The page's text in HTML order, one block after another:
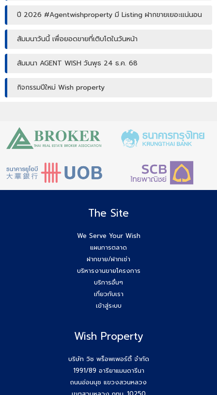
ปี 2026 #Agentwishproperty มี Listing ฝากขายเยอะแน่นอน
สัมมนาวันนี้ เพื่อยอดขายที่เติบโตในวันหน้า
สัมมนา AGENT WISH วันพุธ 24 ธ.ค. 68
กิจกรรมปีใหม่ Wish property
เปิดบ้านยังไง…ให้ปิดการขายได้ไวขึ้น? โดย #โค้ชโบว์
สัมมนา เตรียมพร้อมก่อนเริ่มสร้างบ้าน! ไขทุกข้อสงสัยเรื่อง ใบ
อนุญาตก่อสร้าง
Agent Wish ปิดการขายสำเร็จค่ะ!! คุณอรพรรณ (โบว์) 084-
ยกระดับสกิล Agent wish วันนี้สัมมนาทีม Wish Property
ขอบคุณกสิกรที่เข้าร่วมเป็นพันธมิตรของบริษัท #Wishproperty
สัมมนาสมาชิก Wish วันพุธที่ 26 พ.ย.68
Agent Wish ปิดการขายสำเร็จค่ะ!! คุณเอกรักษ์ (หนุ่ม) 064-
สร้างตัวตนให้ชัด สร้างโอกาสให้ใช่กับ #โค้ชก้อย
The Site
We Serve Your Wish
แผนการตลาด
ฝากขาย/ฝากเช่า
บริหารงานขายโครงการ
บริการอื่นๆ
เกี่ยวกับเรา
เข้าสู่ระบบ
Wish Property
บริษัท วิช พร็อพเพอร์ตี้ จำกัด
1991/89 อารียาแมนดารีนา
ถนนอ่อนนุช แขวงสวนหลวง